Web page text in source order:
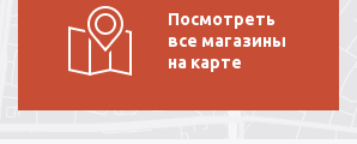
Посмотреть
все магазины
на карте